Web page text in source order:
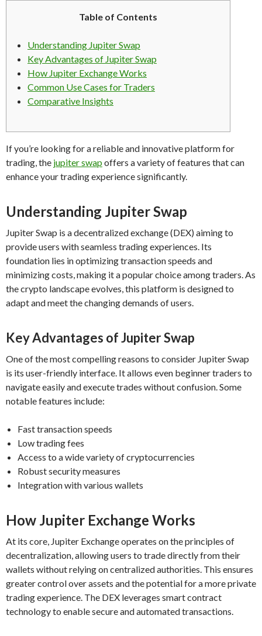
Table of Contents
Understanding Jupiter Swap
Key Advantages of Jupiter Swap
How Jupiter Exchange Works
Common Use Cases for Traders
Comparative Insights
If you’re looking for a reliable and innovative platform for
trading, the jupiter swap offers a variety of features that can
enhance your trading experience significantly.
Understanding Jupiter Swap
Jupiter Swap is a decentralized exchange (DEX) aiming to
provide users with seamless trading experiences. Its
foundation lies in optimizing transaction speeds and
minimizing costs, making it a popular choice among traders. As
the crypto landscape evolves, this platform is designed to
adapt and meet the changing demands of users.
Key Advantages of Jupiter Swap
One of the most compelling reasons to consider Jupiter Swap
is its user-friendly interface. It allows even beginner traders to
navigate easily and execute trades without confusion. Some
notable features include:
Fast transaction speeds
Low trading fees
Access to a wide variety of cryptocurrencies
Robust security measures
Integration with various wallets
How Jupiter Exchange Works
At its core, Jupiter Exchange operates on the principles of
decentralization, allowing users to trade directly from their
wallets without relying on centralized authorities. This ensures
greater control over assets and the potential for a more private
trading experience. The DEX leverages smart contract
technology to enable secure and automated transactions.